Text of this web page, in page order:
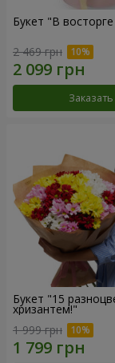
Букет "В
2 469 грн
Заказать
Букет "15
хризантем!"
1 999 грн